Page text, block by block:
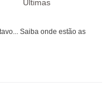
Hailey Bieber...
de Shawn ...
Últimas
Saiba onde estão as